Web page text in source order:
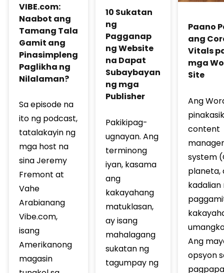
VIBE.com:
Naabot ang
Tamang Tala
Gamit ang
Pinasimpleng
Paglikha ng
Nilalaman?
Sa episode na
ito ng podcast,
tatalakayin ng
mga host na
sina Jeremy
Fremont at
Vahe
Arabianang
Vibe.com,
isang
Amerikanong
magasin
10 Sukatan
ng
Pagganap
ng Website
na Dapat
Subaybayan
ng mga
Publisher
Pakikipag-
ugnayan. Ang
terminong
iyan, kasama
ang
kakayahang
matuklasan,
ay isang
mahalagang
sukatan ng
tagumpay ng
Paano
ang
Vitals
mga
Site
Ang
content
system
planeta,
kadalian
Ang
opsyon